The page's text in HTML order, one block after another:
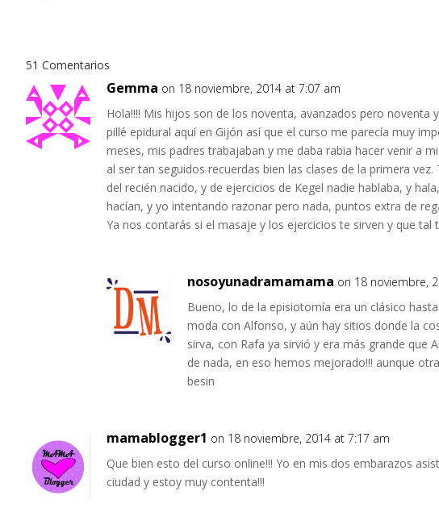
51 Comentarios
Gemma on 18 noviembre, 2014 at 7:07 am
Hola!!!! Mis hijos son de los noventa, avanzados pero
pillé epidural aquí en Gijón así que el curso me parecía muy
meses, mis padres trabajaban y me daba rabia hacer venir a
al ser tan seguidos recuerdas bien las clases de la primera
del recién nacido, y de ejercicios de Kegel nadie hablaba, y
hacían, y yo intentando razonar pero nada, puntos extra de
Ya nos contarás si el masaje y los ejercicios te sirven y que tal
nosoyunadramamama on 18 noviembre,
Bueno, lo de la episiotomía era un clásico
moda con Alfonso, y aún hay sitios donde la
sirva, con Rafa ya sirvió y era más grande que
de nada, en eso hemos mejorado!!! aunque
besin
mamablogger1 on 18 noviembre, 2014 at 7:17 am
Que bien esto del curso online!!! Yo en mis dos embarazos
ciudad y estoy muy contenta!!!